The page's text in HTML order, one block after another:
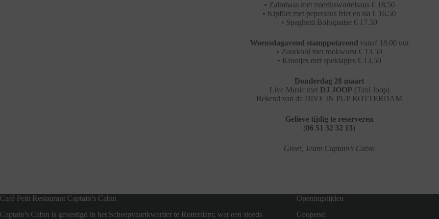
• Zalmhaas met mierikswortelsaus € 18.50
• Kipfilet met pepersaus friet en sla € 16.50
• Spaghetti Bolognaise € 17.50
Woensdagavond stamppotavond vanaf 18.00 uur
• Zuurkool met rookworst € 13.50
• Krootjes met speklapjes € 13.50
Donderdag 28 maart
Live Music met DJ JOOP (Taxi Joop)
Bekend van de DIVE IN PUP ROTTERDAM
Gelieve tijdig te reserveren
(06 51 32 32 13)
Groet, Team Captain’s Cabin
Café Petit Restaurant Captain’s Cabin
Captain’s Cabin is gevestigd in het Scheepvaartkwartier te Rotterdam; wat een steeds
Openingstijden
Geopend: